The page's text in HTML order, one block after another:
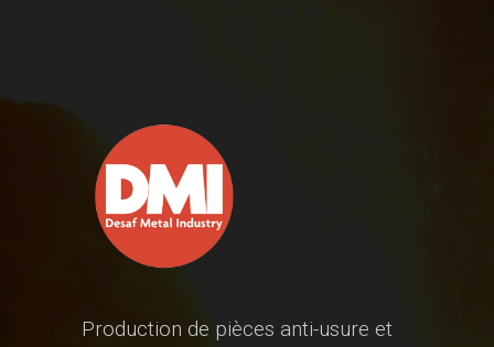
Production de pièces anti-usure et